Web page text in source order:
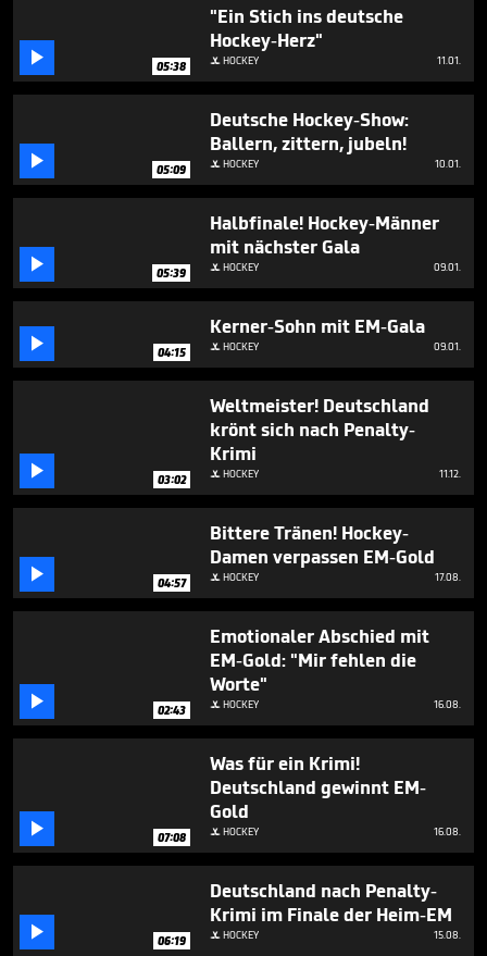
35
seconds
 05:38
"Ein Stich ins deutsche
Hockey-Herz"
HOCKEY 11.01.
 05:09
Deutsche Hockey-Show:
Ballern, zittern, jubeln!
HOCKEY 10.01.
 05:39
Halbfinale! Hockey-Männer
mit nächster Gala
HOCKEY 09.01.
 04:15
Kerner-Sohn mit EM-Gala
HOCKEY 09.01.
 03:02
Weltmeister! Deutschland
krönt sich nach Penalty-
Krimi
HOCKEY 11.12.
 04:57
Bittere Tränen! Hockey-
Damen verpassen EM-Gold
HOCKEY 17.08.
 02:43
Emotionaler Abschied mit
EM-Gold: "Mir fehlen die
Worte"
HOCKEY 16.08.
 07:08
Was für ein Krimi!
Deutschland gewinnt EM-
Gold
HOCKEY 16.08.
 06:19
Deutschland nach Penalty-
Krimi im Finale der Heim-EM
HOCKEY 15.08.